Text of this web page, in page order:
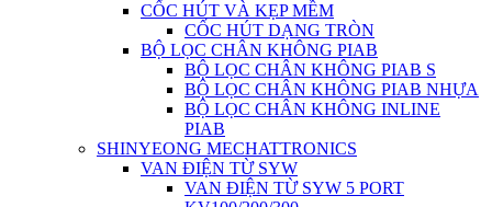
CỐC HÚT VÀ KẸP MỀM
CỐC HÚT DẠNG TRÒN
BỘ LỌC CHÂN KHÔNG PIAB
BỘ LỌC CHÂN KHÔNG PIAB S
BỘ LỌC CHÂN KHÔNG PIAB NHỰA
BỘ LỌC CHÂN KHÔNG INLINE
PIAB
SHINYEONG MECHATTRONICS
VAN ĐIỆN TỪ SYW
VAN ĐIỆN TỪ SYW 5 PORT